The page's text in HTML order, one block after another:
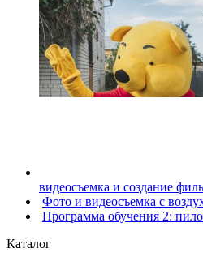
видеосъемка и создание
Фото и видеосъемка с
Программа обучения 2:
Каталог